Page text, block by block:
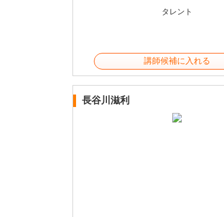
タレント
講師候補に入れる
長谷川滋利